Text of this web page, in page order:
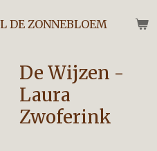
DE ZONNEBLOEM
De Wijzen -
Laura
Zwoferink